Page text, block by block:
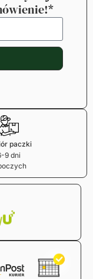
paczki
9 dni